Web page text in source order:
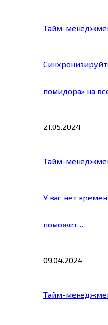
Тайм-
помидора» на
21.05.2024
Тайм-
У вас нет
поможет…
09.04.2024
Тайм-